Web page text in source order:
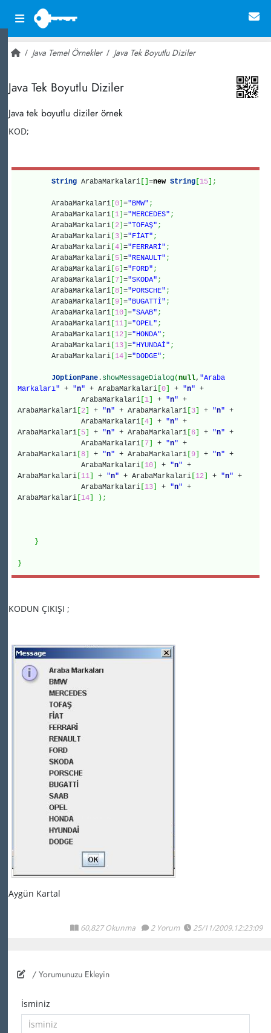
Java Temel Örnekler Java Tek Boyutlu Diziler
Java Tek Boyutlu Diziler
Java tek boyutlu diziler örnek
KOD;
String ArabaMarkalari =new String 15 ;
ArabaMarkalari 0 ="BMW" ;
ArabaMarkalari 1 ="MERCEDES" ;
ArabaMarkalari 2 ="TOFAŞ" ;
ArabaMarkalari 3 ="FİAT" ;
ArabaMarkalari 4 ="FERRARİ" ;
ArabaMarkalari 5 ="RENAULT" ;
ArabaMarkalari 6 ="FORD" ;
ArabaMarkalari 7 ="SKODA" ;
ArabaMarkalari 8 ="PORSCHE" ;
ArabaMarkalari 9 ="BUGATTİ" ;
ArabaMarkalari 10 ="SAAB" ;
ArabaMarkalari 11 ="OPEL" ;
ArabaMarkalari 12 ="HONDA" ;
ArabaMarkalari 13 ="HYUNDAİ" ;
ArabaMarkalari 14 ="DODGE" ;
JOptionPane . showMessageDialog(null, "Araba
Markaları" + "n" + ArabaMarkalari 0 + "n" +
ArabaMarkalari 1 + "n" +
ArabaMarkalari 2 + "n" + ArabaMarkalari 3 + "n" +
ArabaMarkalari 4 + "n" +
ArabaMarkalari 5 + "n" + ArabaMarkalari 6 + "n" +
ArabaMarkalari 7 + "n" +
ArabaMarkalari 8 + "n" + ArabaMarkalari 9 + "n" +
ArabaMarkalari 10 + "n" +
ArabaMarkalari 11 + "n" + ArabaMarkalari 12 + "n" +
ArabaMarkalari 13 + "n" +
ArabaMarkalari 14 ) ;
}
}
KODUN ÇIKIŞI ;
Aygün Kartal
60,827 Okunma 2 Yorum 25/11/2009.12:23:09
/ Yorumunuzu Ekleyin
İsminiz